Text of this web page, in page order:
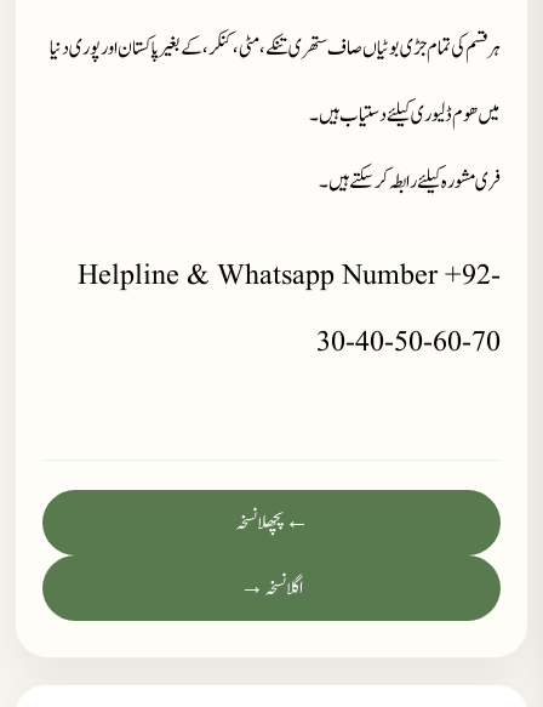
ہر قسم کی تمام جڑی بوٹیاں صاف ستھری تنکے، مٹی، کنکر، کے بغیر پاکستان اور پوری دنیا
میں ھوم ڈلیوری کیلئے دستیاب ہیں۔
فری مشورہ کیلئے رابطہ کر سکتے ہیں۔
Helpline & Whatsapp Number +92-
30-40-50-60-70
← پچھلا نسخہ
اگلا نسخہ →